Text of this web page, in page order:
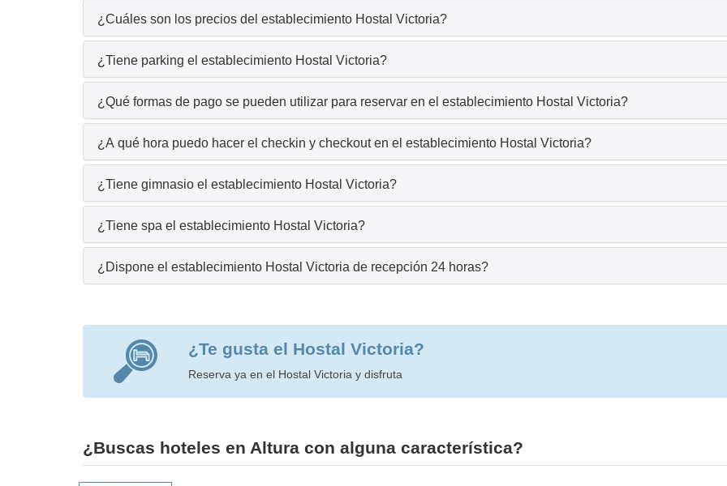
¿Cuáles son los precios del establecimiento Hostal Victoria?
¿Tiene parking el establecimiento Hostal Victoria?
¿Qué formas de pago se pueden utilizar para reservar en el establecimiento Hostal Victoria?
¿A qué hora puedo hacer el checkin y checkout en el establecimiento Hostal Victoria?
¿Tiene gimnasio el establecimiento Hostal Victoria?
¿Tiene spa el establecimiento Hostal Victoria?
¿Dispone el establecimiento Hostal Victoria de recepción 24 horas?
¿Te gusta el Hostal Victoria?
Reserva ya en el Hostal Victoria y disfruta
¿Buscas hoteles en Altura con alguna característica?